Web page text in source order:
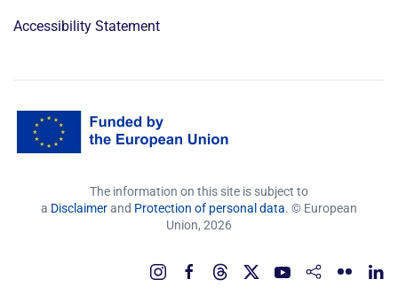
Accessibility Statement
The information on this site is subject to
a Disclaimerand Protection of personal data. © European
Union, 2026